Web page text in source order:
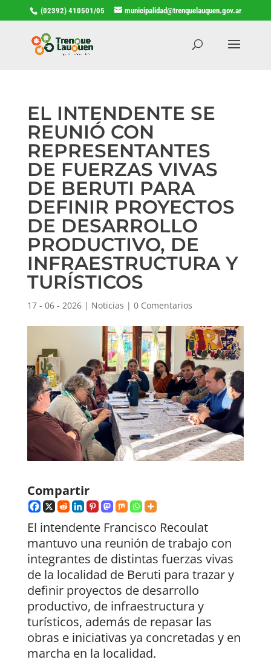
(02392) 410501/05 municipalidad@trenquelauquen.gov.ar
EL INTENDENTE SE
REUNIÓ CON
REPRESENTANTES
DE FUERZAS VIVAS
DE BERUTI PARA
DEFINIR PROYECTOS
DE DESARROLLO
PRODUCTIVO, DE
INFRAESTRUCTURA Y
TURÍSTICOS
17 - 06 - 2026| Noticias | 0 Comentarios
Compartir
El intendente Francisco Recoulat
mantuvo una reunión de trabajo con
integrantes de distintas fuerzas vivas
de la localidad de Beruti para trazar y
definir proyectos de desarrollo
productivo, de infraestructura y
turísticos, además de repasar las
obras e iniciativas ya concretadas y en
marcha en la localidad.